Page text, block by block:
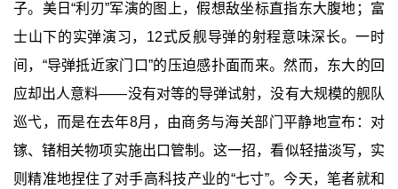
子。美日“利刃”军演的图上，假想敌坐标直指东大腹地；富
士山下的实弹演习，12式反舰导弹的射程意味深长。一时
间，“导弹抵近家门口”的压迫感扑面而来。然而，东大的回
应却出人意料——没有对等的导弹试射，没有大规模的舰队
巡弋，而是在去年8月，由商务与海关部门平静地宣布：对
镓、锗相关物项实施出口管制。这一招，看似轻描淡写，实
则精准地捏住了对手高科技产业的“七寸”。今天，笔者就和